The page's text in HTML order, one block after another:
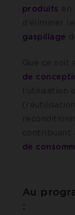
produits
d’éliminer
gaspillage
Que ce soit
de
l’utilisation
contribuant
de
Au
: